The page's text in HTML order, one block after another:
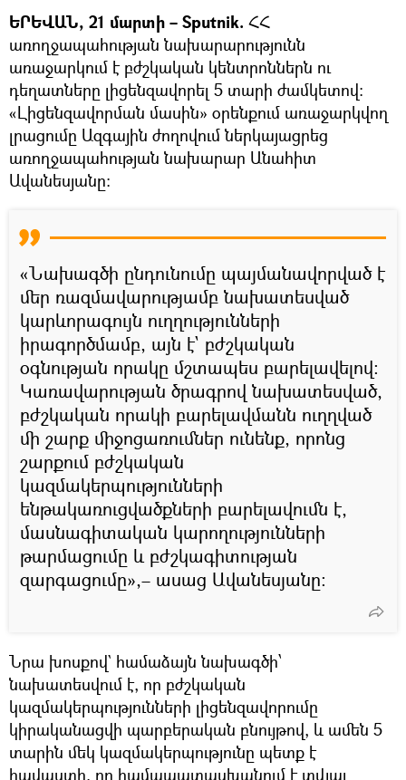
ԵՐԵՎԱՆ, 21 մարտի – Sputnik. ՀՀ
առողջապահության նախարարությունն
առաջարկում է բժշկական կենտրոններն ու
դեղատները լիցենզավորել 5 տարի ժամկետով:
«Լիցենզավորման մասին» օրենքում առաջարկվող
լրացումը Ազգային ժողովում ներկայացրեց
առողջապահության նախարար Անահիտ
Ավանեսյանը։
«Նախագծի ընդունումը պայմանավորված է
մեր ռազմավարությամբ նախատեսված
կարևորագույն ուղղությունների
իրագործմամբ, այն է` բժշկական
օգնության որակը մշտապես բարելավելով։
Կառավարության ծրագրով նախատեսված,
բժշկական որակի բարելավմանն ուղղված
մի շարք միջոցառումներ ունենք, որոնց
շարքում բժշկական
կազմակերպությունների
ենթակառուցվածքների բարելավումն է,
մասնագիտական կարողությունների
թարմացումը և բժշկագիտության
զարգացումը»,– ասաց Ավանեսյանը։
Նրա խոսքով` համաձայն նախագծի՝
նախատեսվում է, որ բժշկական
կազմակերպությունների լիցենզավորումը
կիրականացվի պարբերական բնույթով, և ամեն 5
տարին մեկ կազմակերպությունը պետք է
հավաստի, որ համապատասխանում է տվյալ